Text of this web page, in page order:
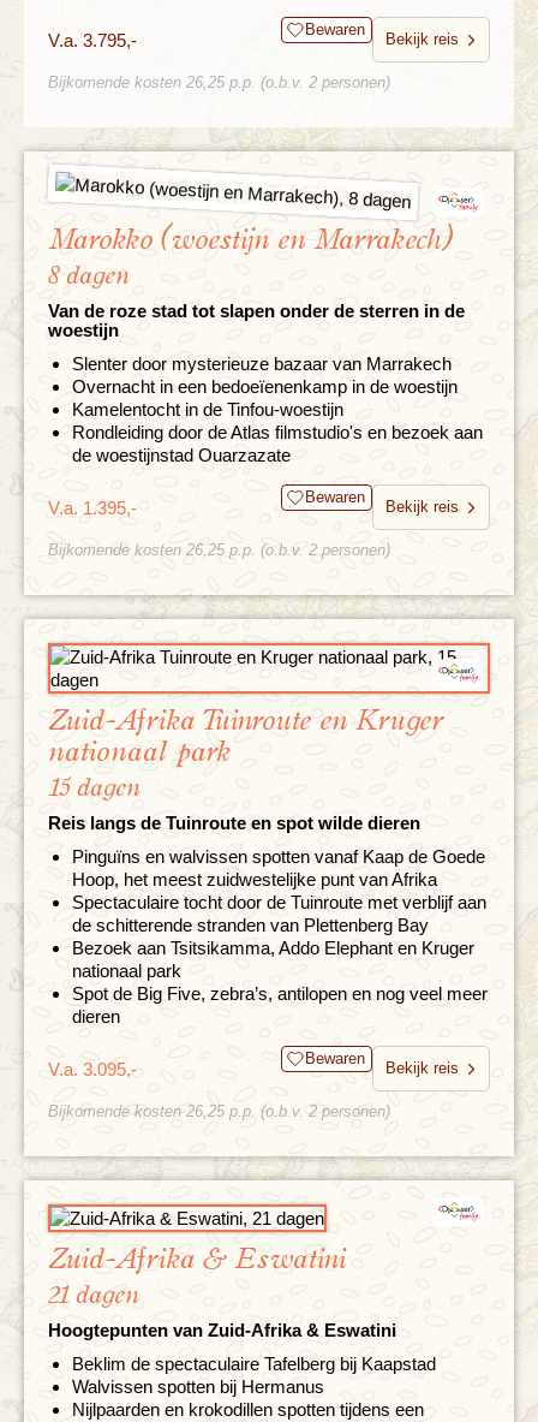
V.a. 3.795,- Bewaren
Bekijk reis
Bijkomende kosten 26,25 p.p. (o.b.v. 2 personen)
Marokko (woestijn en Marrakech)
8 dagen
Van de roze stad tot slapen onder de sterren in de
woestijn
Slenter door mysterieuze bazaar van Marrakech
Overnacht in een bedoeïenenkamp in de woestijn
Kamelentocht in de Tinfou-woestijn
Rondleiding door de Atlas filmstudio's en bezoek aan
de woestijnstad Ouarzazate
V.a. 1.395,- Bewaren
Bekijk reis
Bijkomende kosten 26,25 p.p. (o.b.v. 2 personen)
Zuid-Afrika Tuinroute en Kruger
nationaal park
15 dagen
Reis langs de Tuinroute en spot wilde dieren
Pinguïns en walvissen spotten vanaf Kaap de Goede
Hoop, het meest zuidwestelijke punt van Afrika
Spectaculaire tocht door de Tuinroute met verblijf aan
de schitterende stranden van Plettenberg Bay
Bezoek aan Tsitsikamma, Addo Elephant en Kruger
nationaal park
Spot de Big Five, zebra’s, antilopen en nog veel meer
dieren
V.a. 3.095,- Bewaren
Bekijk reis
Bijkomende kosten 26,25 p.p. (o.b.v. 2 personen)
Zuid-Afrika & Eswatini
21 dagen
Hoogtepunten van Zuid-Afrika & Eswatini
Beklim de spectaculaire Tafelberg bij Kaapstad
Walvissen spotten bij Hermanus
Nijlpaarden en krokodillen spotten tijdens een